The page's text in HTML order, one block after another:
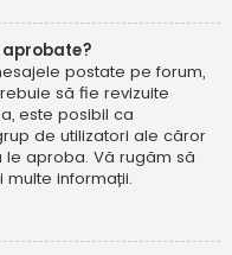
aprobate?
postate pe forum,
să fie revizuite
este posibil ca
de utilizatori ale căror
aproba. Vă rugăm să
informații.